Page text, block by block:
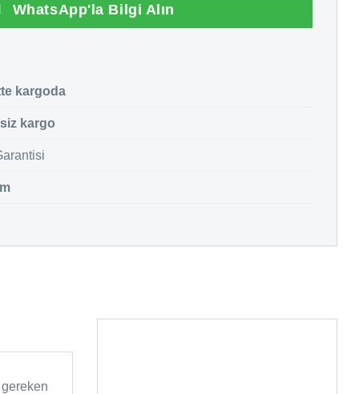
WhatsApp'la Bilgi Alın
kargoda
kargo